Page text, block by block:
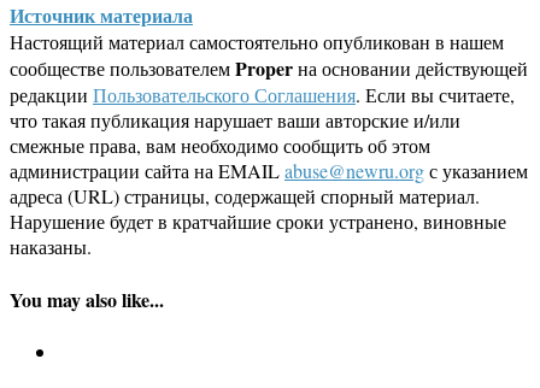
Источник материала
Настоящий материал самостоятельно опубликован в нашем
сообществе пользователемProperна основании действующей
редакции Пользовательского Соглашения. Если вы считаете,
что такая публикация нарушает ваши авторские и/или
смежные права, вам необходимо сообщить об этом
администрации сайта на EMAILabuse@newru.orgс указанием
адреса (URL) страницы, содержащей спорный материал.
Нарушение будет в кратчайшие сроки устранено, виновные
наказаны.
You may also like...